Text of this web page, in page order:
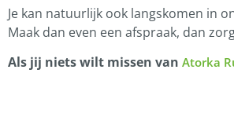
Je kan natuurlijk ook langskomen in
Maak dan even een afspraak, dan
Als jij niets wilt missen van Atorka